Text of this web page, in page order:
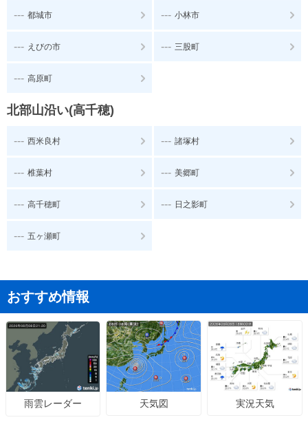
--- 都城市 --- 小林市
--- えびの市 --- 三股町
--- 高原町
北部山沿い(高千穂)
--- 西米良村 --- 諸塚村
--- 椎葉村 --- 美郷町
--- 高千穂町 --- 日之影町
--- 五ヶ瀬町
おすすめ情報
雨雲レーダー 天気図 実況天気